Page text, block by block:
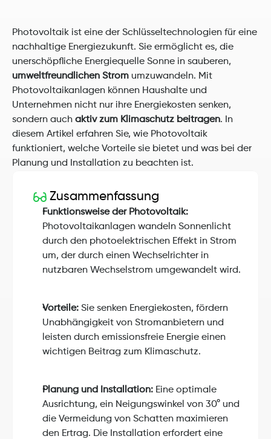
Photovoltaik ist eine der Schlüsseltechnologien für eine
nachhaltige Energiezukunft. Sie ermöglicht es, die
umweltfreundlichen Strom umzuwandeln. Mit
Photovoltaikanlagen können Haushalte und
Unternehmen nicht nur ihre Energiekosten senken,
sondern auch aktiv zum Klimaschutz beitragen. In
diesem Artikel erfahren Sie, wie Photovoltaik
funktioniert, welche Vorteile sie bietet und was bei der
Planung und Installation zu beachten ist.
Zusammenfassung
Funktionsweise der Photovoltaik:
Photovoltaikanlagen wandeln Sonnenlicht
durch den photoelektrischen Effekt in Strom
um, der durch einen Wechselrichter in
nutzbaren Wechselstrom umgewandelt wird.
Vorteile: Sie senken Energiekosten, fördern
Unabhängigkeit von Stromanbietern und
leisten durch emissionsfreie Energie einen
wichtigen Beitrag zum Klimaschutz.
Planung und Installation: Eine optimale
Ausrichtung, ein Neigungswinkel von 30° und
die Vermeidung von Schatten maximieren
den Ertrag. Die Installation erfordert eine